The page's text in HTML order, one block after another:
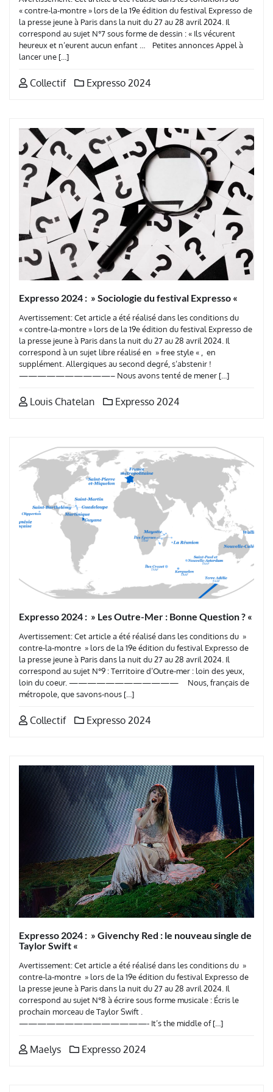
« contre-la-montre » lors de la 19e édition du festival Expresso de
la presse jeune à Paris dans la nuit du 27 au 28 avril 2024. Il
correspond au sujet N°7 sous forme de dessin : « Ils vécurent
heureux et n’eurent aucun enfant … Petites annonces Appel à
lancer une […]
Collectif Expresso 2024
Expresso 2024 : » Sociologie du festival Expresso «
Avertissement: Cet article a été réalisé dans les conditions du
« contre-la-montre » lors de la 19e édition du festival Expresso de
la presse jeune à Paris dans la nuit du 27 au 28 avril 2024. Il
correspond à un sujet libre réalisé en » free style « , en
supplément. Allergiques au second degré, s’abstenir !
——————————– Nous avons tenté de mener […]
Louis Chatelan Expresso 2024
Expresso 2024 : » Les Outre-Mer : Bonne Question ? «
Avertissement: Cet article a été réalisé dans les conditions du »
contre-la-montre » lors de la 19e édition du festival Expresso de
la presse jeune à Paris dans la nuit du 27 au 28 avril 2024. Il
correspond au sujet N°9 : Territoire d’Outre-mer : loin des yeux,
loin du coeur. ———————————— Nous, français de
métropole, que savons-nous […]
Collectif Expresso 2024
Expresso 2024 : » Givenchy Red : le nouveau single de
Taylor Swift «
Avertissement: Cet article a été réalisé dans les conditions du »
contre-la-montre » lors de la 19e édition du festival Expresso de
la presse jeune à Paris dans la nuit du 27 au 28 avril 2024. Il
correspond au sujet N°8 à écrire sous forme musicale : Écris le
prochain morceau de Taylor Swift .
——————————————- It’s the middle of […]
Maelys Expresso 2024